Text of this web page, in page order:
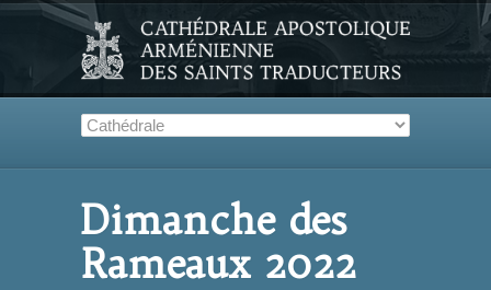
Dimanche des
Rameaux 2022